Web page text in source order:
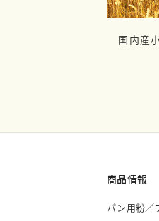
国内産
商品情報
パン用粉／